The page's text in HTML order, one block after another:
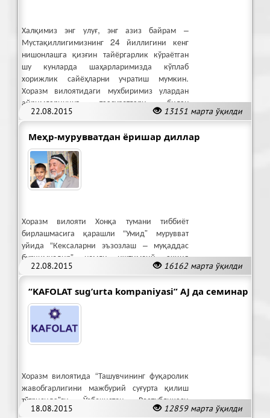
22.08.2015 13151 марта ўқилди
Халқимиз энг улуғ, энг азиз байрам –
Мустақиллигимизнинг 24 йиллигини кенг
нишонлашга қизғин тайёргарлик кўраётган
шу кунларда шаҳарларимизда кўплаб
хорижлик сайёҳларни учратиш мумкин.
Хоразм вилоятидаги мухбиримиз улардан
айримларининг таасуротлари билан
қизиқди.
Меҳр-мурувватдан ёришар диллар
22.08.2015 16162 марта ўқилди
Хоразм вилояти Хонқа тумани тиббиёт
бирлашмасига қарашли “Умид” мурувват
уйида “Кексаларни эъзозлаш – муқаддас
бурчимиздир” номли ижтимоий акция
ўтказилди.
“KAFOLAT sug’urta kompaniyasi” AJ да семинар
18.08.2015 12859 марта ўқилди
Хоразм вилоятида “Ташувчининг фуқаролик
жавобгарлигини мажбурий суғурта қилиш
тўғрисида”ги Ўзбекистон Республикаси
қонуни ижроси бўйича семинар ўтказди